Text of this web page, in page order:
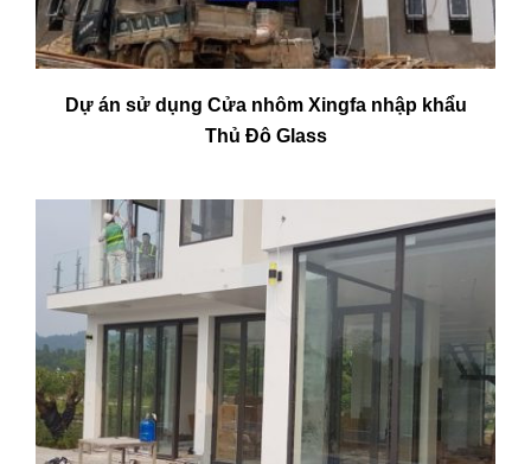
Dự án sử dụng Cửa nhôm Xingfa nhập khẩu
Thủ Đô Glass